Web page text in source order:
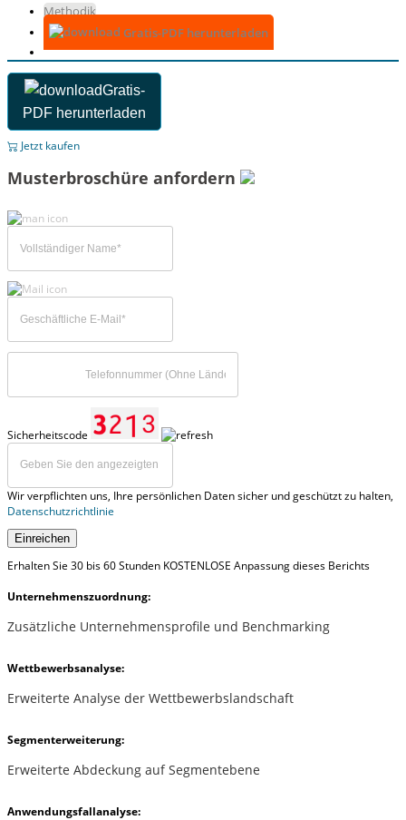
Methodik
Gratis-PDF herunterladen
Gratis-
PDF herunterladen
Jetzt kaufen
Musterbroschüre anfordern
Sicherheitscode
Wir verpflichten uns, Ihre persönlichen Daten sicher und geschützt zu halten,
Datenschutzrichtlinie
Einreichen
Erhalten Sie 30 bis 60 Stunden KOSTENLOSE Anpassung dieses Berichts
Unternehmenszuordnung:
Zusätzliche Unternehmensprofile und Benchmarking
Wettbewerbsanalyse:
Erweiterte Analyse der Wettbewerbslandschaft
Segmenterweiterung:
Erweiterte Abdeckung auf Segmentebene
Anwendungsfallanalyse: